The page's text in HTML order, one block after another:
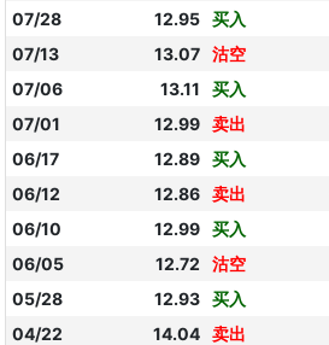
07/28
12.95 买入
07/13
13.07 沽空
07/06
13.11 买入
07/01
12.99 卖出
06/17
12.89 买入
06/12
12.86 卖出
06/10
12.99 买入
06/05
12.72 沽空
05/28
12.93 买入
04/22
14.04 卖出